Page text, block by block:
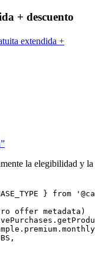
+ descuento
extendida +
la elegibilidad y la
} from
offer metadata)
,